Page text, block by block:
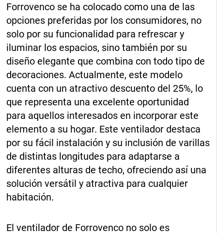
Forrovenco se ha colocado como una de las
opciones preferidas por los consumidores, no
solo por su funcionalidad para refrescar y
iluminar los espacios, sino también por su
diseño elegante que combina con todo tipo de
decoraciones. Actualmente, este modelo
cuenta con un atractivo descuento del 25%, lo
que representa una excelente oportunidad
para aquellos interesados ​​en incorporar este
elemento a su hogar. Este ventilador destaca
por su fácil instalación y su inclusión de varillas
de distintas longitudes para adaptarse a
diferentes alturas de techo, ofreciendo así una
solución versátil y atractiva para cualquier
habitación.
El ventilador de Forrovenco no solo es